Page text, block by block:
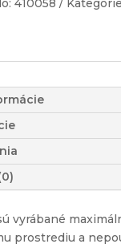
410058
vyrábané
prostrediu a